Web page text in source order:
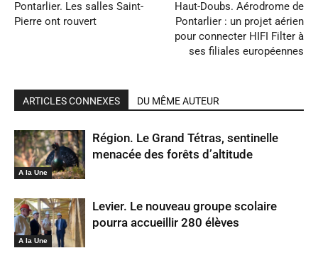
Pontarlier. Les salles Saint-
Pierre ont rouvert
Haut-Doubs. Aérodrome de
Pontarlier : un projet aérien
pour connecter HIFI Filter à
ses filiales européennes
ARTICLES CONNEXES DU MÊME AUTEUR
A la Une
Région. Le Grand Tétras, sentinelle
menacée des forêts d’altitude
A la Une
Levier. Le nouveau groupe scolaire
pourra accueillir 280 élèves